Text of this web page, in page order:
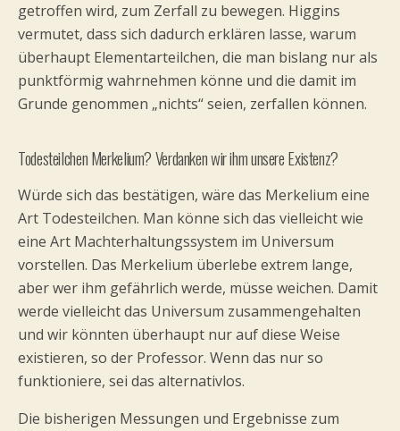
getroffen wird, zum Zerfall zu bewegen. Higgins
vermutet, dass sich dadurch erklären lasse, warum
überhaupt Elementarteilchen, die man bislang nur als
punktförmig wahrnehmen könne und die damit im
Grunde genommen „nichts“ seien, zerfallen können.
Todesteilchen Merkelium? Verdanken wir ihm unsere Existenz?
Würde sich das bestätigen, wäre das Merkelium eine
Art Todesteilchen. Man könne sich das vielleicht wie
eine Art Machterhaltungssystem im Universum
vorstellen. Das Merkelium überlebe extrem lange,
aber wer ihm gefährlich werde, müsse weichen. Damit
werde vielleicht das Universum zusammengehalten
und wir könnten überhaupt nur auf diese Weise
existieren, so der Professor. Wenn das nur so
funktioniere, sei das alternativlos.
Die bisherigen Messungen und Ergebnisse zum